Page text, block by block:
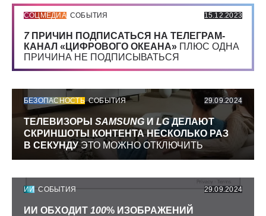
СОЦМЕДИА СОБЫТИЯ 15.12.2023
7 ПРИЧИН ПОДПИСАТЬСЯ НА ТЕЛЕГРАМ-
КАНАЛ «ЦИФРОВОГО ОКЕАНА» ПЛЮС ОДНА
ПРИЧИНА НЕ ПОДПИСЫВАТЬСЯ
БЕЗОПАСНОСТЬ СОБЫТИЯ 29.09.2024
ТЕЛЕВИЗОРЫ SAMSUNG И LGДЕЛАЮТ
СКРИНШОТЫ КОНТЕНТА НЕСКОЛЬКО РАЗ
В СЕКУНДУЭТО МОЖНО ОТКЛЮЧИТЬ
ИИ СОБЫТИЯ 29.09.2024
ИИ ОБХОДИТ 100% ИЗОБРАЖЕНИЙ